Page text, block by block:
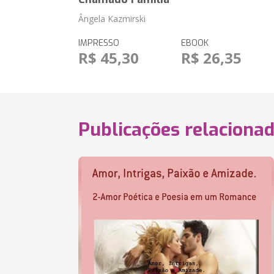
Ângela Kazmirski
IMPRESSO
R$ 45,30
EBOOK
R$ 26,35
Publicações